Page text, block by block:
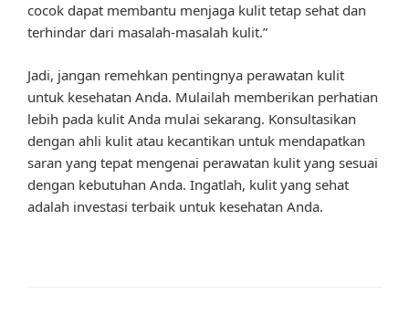
cocok dapat membantu menjaga kulit tetap sehat dan
terhindar dari masalah-masalah kulit.”
Jadi, jangan remehkan pentingnya perawatan kulit
untuk kesehatan Anda. Mulailah memberikan perhatian
lebih pada kulit Anda mulai sekarang. Konsultasikan
dengan ahli kulit atau kecantikan untuk mendapatkan
saran yang tepat mengenai perawatan kulit yang sesuai
dengan kebutuhan Anda. Ingatlah, kulit yang sehat
adalah investasi terbaik untuk kesehatan Anda.